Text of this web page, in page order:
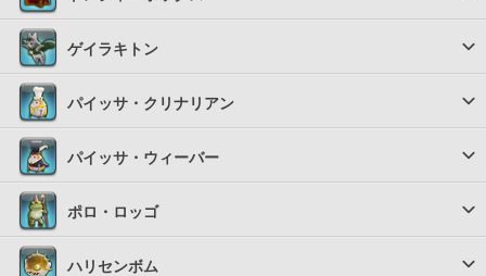
ゲイラキトン
パイッサ・クリナリアン
パイッサ・ウィーバー
ポロ・ロッゴ
ハリセンボム